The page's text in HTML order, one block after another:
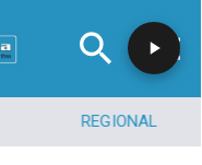
REGIONAL